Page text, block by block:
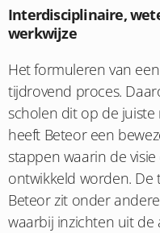
Interdisciplinaire,
werkwijze
Het formuleren van
tijdrovend proces.
scholen dit op de
heeft Beteor een
stappen waarin de
ontwikkeld worden. De
Beteor zit onder
waarbij inzichten uit de